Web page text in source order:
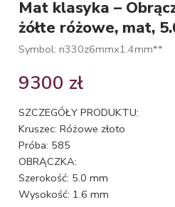
Mat klasyka –
żółte różowe, mat,
Symbol: n330z6mmx1.4mm**
9300 zł
SZCZEGÓŁY PRODUKTU:
Kruszec: Różowe złoto
Próba: 585
OBRĄCZKA:
Szerokość: 5.0 mm
Wysokość: 1.6 mm